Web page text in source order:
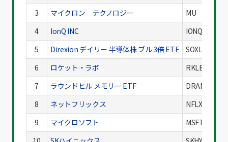
3
マイクロン テクノロジー MU
4
IonQ INC IONQ
5
Direxion デイリー 半導体株 ブル 3倍 ETF SOXL
6
ロケット・ラボ RKLB
7
ラウンドヒル メモリー ETF DRAM
8
ネットフリックス NFLX
9
マイクロソフト MSFT